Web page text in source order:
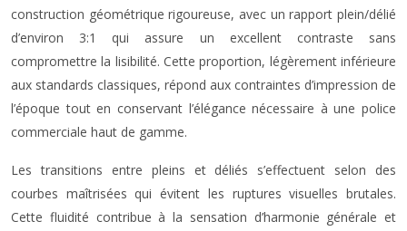
construction géométrique rigoureuse, avec un rapport plein/délié
d’environ 3:1 qui assure un excellent contraste sans
compromettre la lisibilité. Cette proportion, légèrement inférieure
aux standards classiques, répond aux contraintes d’impression de
l’époque tout en conservant l’élégance nécessaire à une police
commerciale haut de gamme.
Les transitions entre pleins et déliés s’effectuent selon des
courbes maîtrisées qui évitent les ruptures visuelles brutales.
Cette fluidité contribue à la sensation d’harmonie générale et